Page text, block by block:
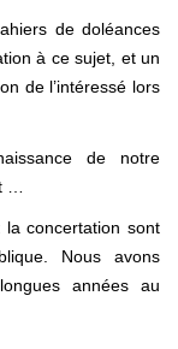
de doléances
à ce sujet, et un
de l’intéressé lors
de notre
…
concertation sont
Nous avons
années au